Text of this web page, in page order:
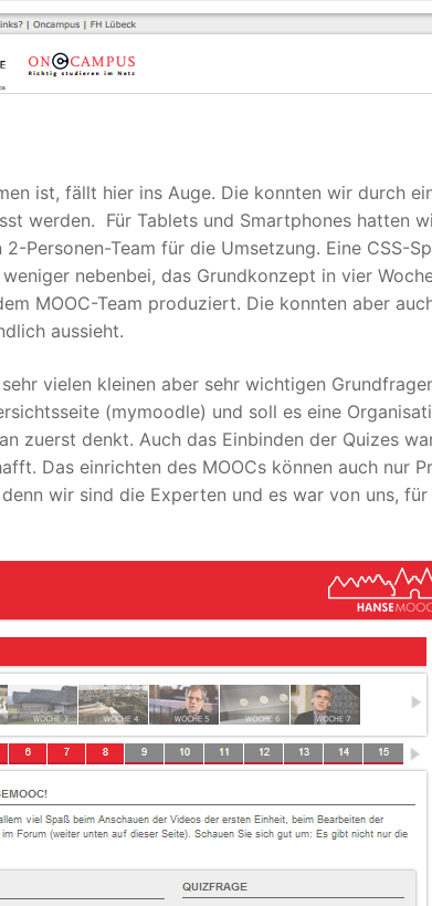
ist, fällt hier ins Auge. Die konnten wir durch
werden. Für Tablets und Smartphones hatten
Personen-Team für die Umsetzung. Eine CSS-
nebenbei, das Grundkonzept in vier
MOOC-Team produziert. Die konnten aber
aussieht.
vielen kleinen aber sehr wichtigen
(mymoodle) und soll es eine
zuerst denkt. Auch das Einbinden der Quizes
Das einrichten des MOOCs können auch nur
wir sind die Experten und es war von uns, für